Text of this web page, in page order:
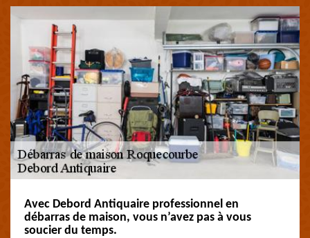
Avec Debord Antiquaire professionnel en
débarras de maison, vous n’avez pas à vous
soucier du temps.